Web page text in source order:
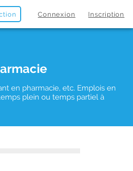
Connexion Inscription
en pharmacie, etc. Emplois en
plein ou temps partiel à